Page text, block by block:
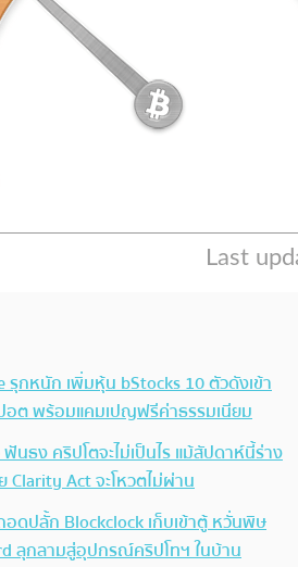
รุกหนัก เพิ่มหุ้น bStocks 10 ตัวดังเข้า
ต พร้อมแคมเปญฟรีค่าธรรมเนียม
นธง คริปโตจะไม่เป็นไร แม้สัปดาห์นี้ร่าง
Clarity Act จะโหวตไม่ผ่าน
อดปลั้ก Blockclock เก็บเข้าตู้ หวั่นพิษ
ลุกลามสู่อุปกรณ์คริปโทฯ ในบ้าน